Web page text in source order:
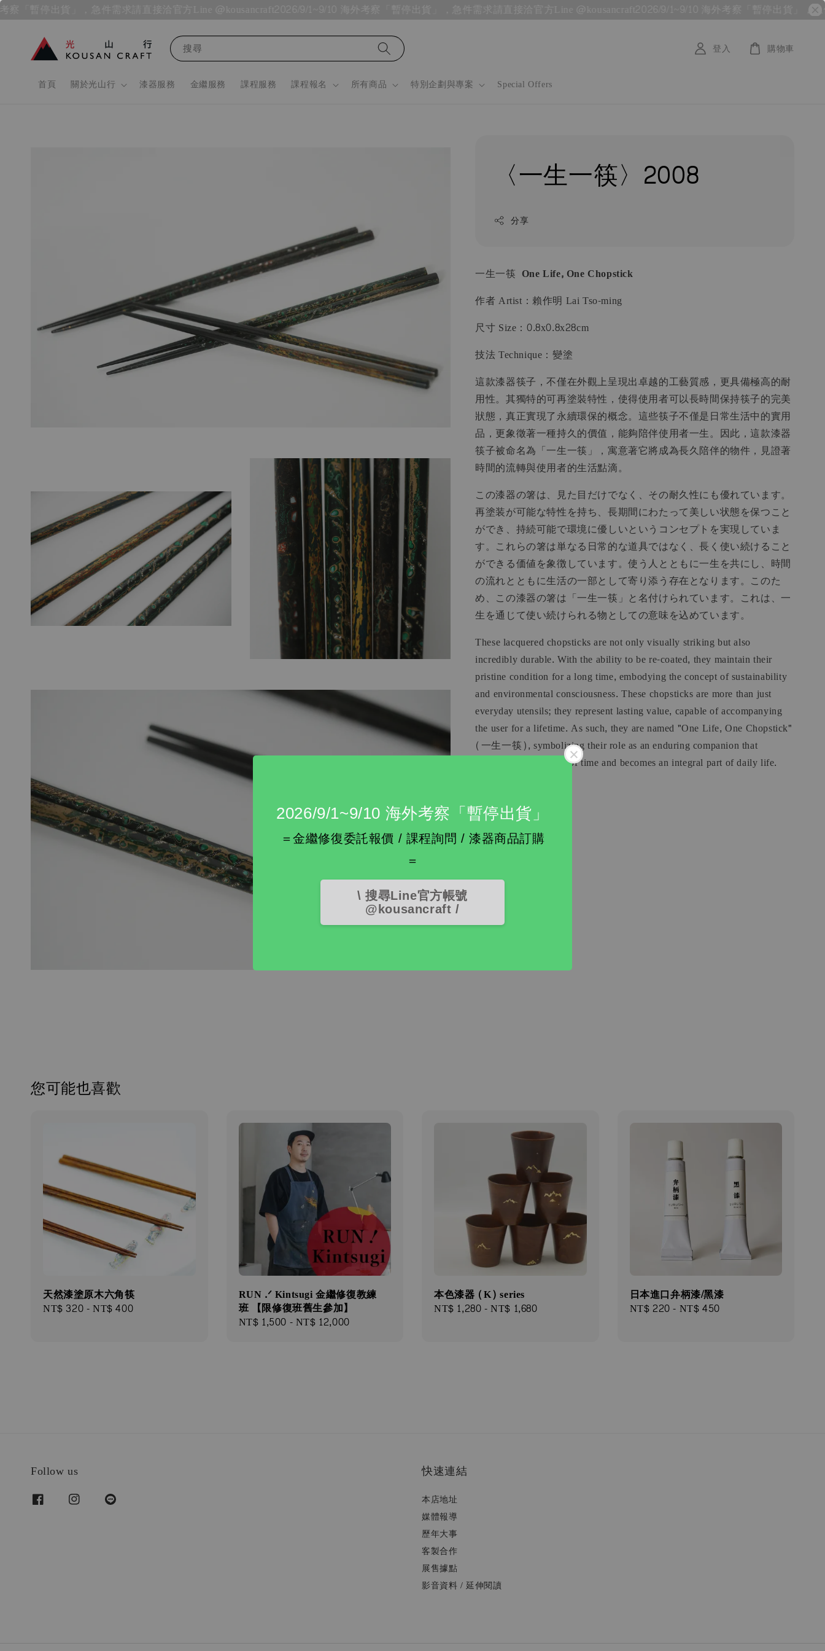
暫停出貨」，急件需求請直接洽官方Line @kousancraft 2026/9/1~9/10 海外考察「暫停出貨」，急件需求請直接洽官方Line @kousancraft 2026/9/1~9/10 海外考察「暫停出貨」，急
2026/9/1~9/10 海外考察「暫停出貨」
＝金繼修復委託報價 / 課程詢問 / 漆器商品訂購
＝
\ 搜尋Line官方帳號
@kousancraft /
搜尋
首頁 關於光山行 漆器服務 金繼服務 課程服務 課程報名 所有商品 特別企劃與專案 Special Offers
登入 購物車
〈一生一筷〉2008
分享
一生一筷 One Life, One Chopstick
作者 Artist：賴作明 Lai Tso-ming
尺寸 Size：0.8x0.8x28cm
技法 Technique：變塗
這款漆器筷子，不僅在外觀上呈現出卓越的工藝質感，更具備極高的耐
用性。其獨特的可再塗裝特性，使得使用者可以長時間保持筷子的完美
狀態，真正實現了永續環保的概念。這些筷子不僅是日常生活中的實用
品，更象徵著一種持久的價值，能夠陪伴使用者一生。因此，這款漆器
筷子被命名為「一生一筷」，寓意著它將成為長久陪伴的物件，見證著
時間的流轉與使用者的生活點滴。
この漆器の箸は、見た目だけでなく、その耐久性にも優れています。
再塗装が可能な特性を持ち、長期間にわたって美しい状態を保つこと
ができ、持続可能で環境に優しいというコンセプトを実現していま
す。これらの箸は単なる日常的な道具ではなく、長く使い続けること
ができる価値を象徴しています。使う人とともに一生を共にし、時間
の流れとともに生活の一部として寄り添う存在となります。このた
め、この漆器の箸は「一生一筷」と名付けられています。これは、一
生を通じて使い続けられる物としての意味を込めています。
These lacquered chopsticks are not only visually striking but also
incredibly durable. With the ability to be re-coated, they maintain their
pristine condition for a long time, embodying the concept of sustainability
and environmental consciousness. These chopsticks are more than just
everyday utensils; they represent lasting value, capable of accompanying
the user for a lifetime. As such, they are named "One Life, One Chopstick"
(一生一筷), symbolizing their role as an enduring companion that
witnesses the passage of time and becomes an integral part of daily life.
您可能也喜歡
天然漆塗原⽊六⾓筷
Regular
NT$ 320-NT$ 400
RUN .ᐟ Kintsugi 金繼修復教練
班 【限修復班舊生參加】
Regular
NT$ 1,500 -NT$ 12,000
本色漆器 (K) series
Regular
NT$ 1,280-NT$ 1,680
日本進口弁柄漆/黑漆
Regular
NT$ 220- NT$ 450
Follow us 快速連結
本店地址
媒體報導
歷年大事
客製合作
展售據點
影音資料 / 延伸閱讀